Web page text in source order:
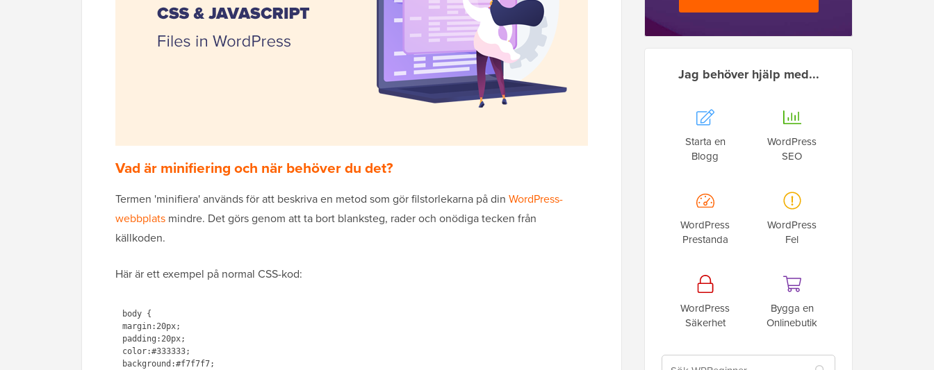
Vad är minifiering och när behöver du det?
Termen 'minifiera' används för att beskriva en metod som gör filstorlekarna på din WordPress-
webbplats mindre. Det görs genom att ta bort blanksteg, rader och onödiga tecken från
källkoden.
Här är ett exempel på normal CSS-kod:
body {
margin:20px;
padding:20px;
color:#333333;
background:#f7f7f7;
Jag behöver hjälp med...
Starta en
Blogg
WordPress
SEO
WordPress
Prestanda
WordPress
Fel
WordPress
Säkerhet
Bygga en
Onlinebutik